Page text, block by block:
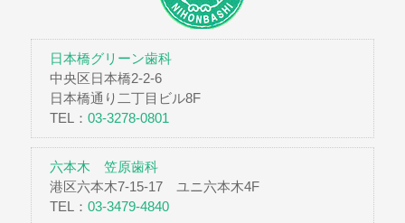
日本橋グリーン歯科
中央区日本橋2-2-6
日本橋通り二丁目ビル8F
TEL： 03-3278-0801
六本木 笠原歯科
港区六本木7-15-17 ユニ六本木4F
TEL： 03-3479-4840